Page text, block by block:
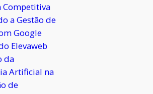
Competitiva
a Gestão de
Google
Elevaweb
da
Artificial na
de